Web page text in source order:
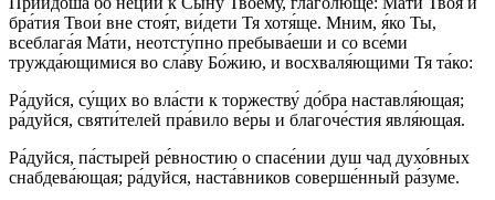
бра́тия Твои́ вне стоя́т, ви́дети Тя хотя́ще. Мним, я́ко Ты,
всеблага́я Ма́­ти, неотсту́пно пре­бы­ва́е­ши и со все́­ми
тружда́ющимися во сла́­ву Бо́­жию, и восхваля́ющими Тя та́­ко:
Ра́­дуй­ся, су́­щих во вла́сти к торжеству́ до́бра нас­тав­ля́ю­щая;
ра́­дуй­ся, свя­ти́­те­лей пра́­ви­ло ве́­ры и бла­го­че́с­тия яв­ля́ю­щая.
Ра́­дуй­ся, па́стырей ре́вностию о спа­се́­нии душ чад духо́вных
снабдева́ющая; ра́­дуй­ся, наста́вников со­вер­ше́н­ный ра́зуме.